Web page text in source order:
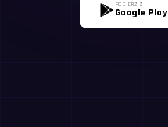
POBIERZ Z
Google Play